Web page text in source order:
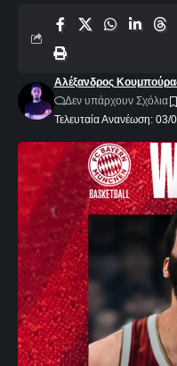
Τελευταία Ανανέωση:
Αλέξανδρος
Δεν υπάρχουν Σχόλια